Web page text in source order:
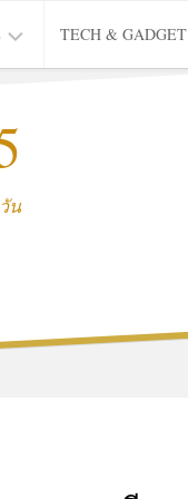
TECH & GADGET
น